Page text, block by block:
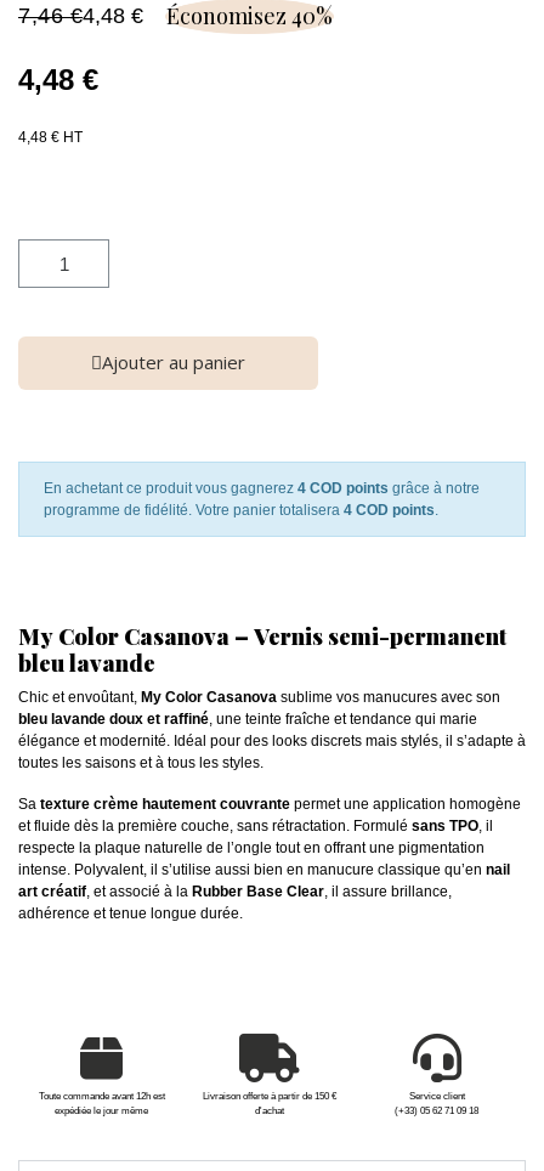
7,46 €4,48 € Économisez 40%
4,48 €
4,48 € HT
Ajouter au panier
En achetant ce produit vous gagnerez 4 COD points grâce à notre
programme de fidélité. Votre panier totalisera 4 COD points.
My Color Casanova – Vernis semi-permanent
bleu lavande
Chic et envoûtant, My Color Casanova sublime vos manucures avec son
bleu lavande doux et raffiné, une teinte fraîche et tendance qui marie
élégance et modernité. Idéal pour des looks discrets mais stylés, il s’adapte à
toutes les saisons et à tous les styles.
Sa texture crème hautement couvrante permet une application homogène
et fluide dès la première couche, sans rétractation. Formulé sans TPO, il
respecte la plaque naturelle de l’ongle tout en offrant une pigmentation
intense. Polyvalent, il s’utilise aussi bien en manucure classique qu’en nail
art créatif, et associé à la Rubber Base Clear, il assure brillance,
adhérence et tenue longue durée.
Toute commande avant 12h est
expédiée le jour même
Livraison offerte à partir de 150 €
d'achat
Service client
(+33) 05 62 71 09 18